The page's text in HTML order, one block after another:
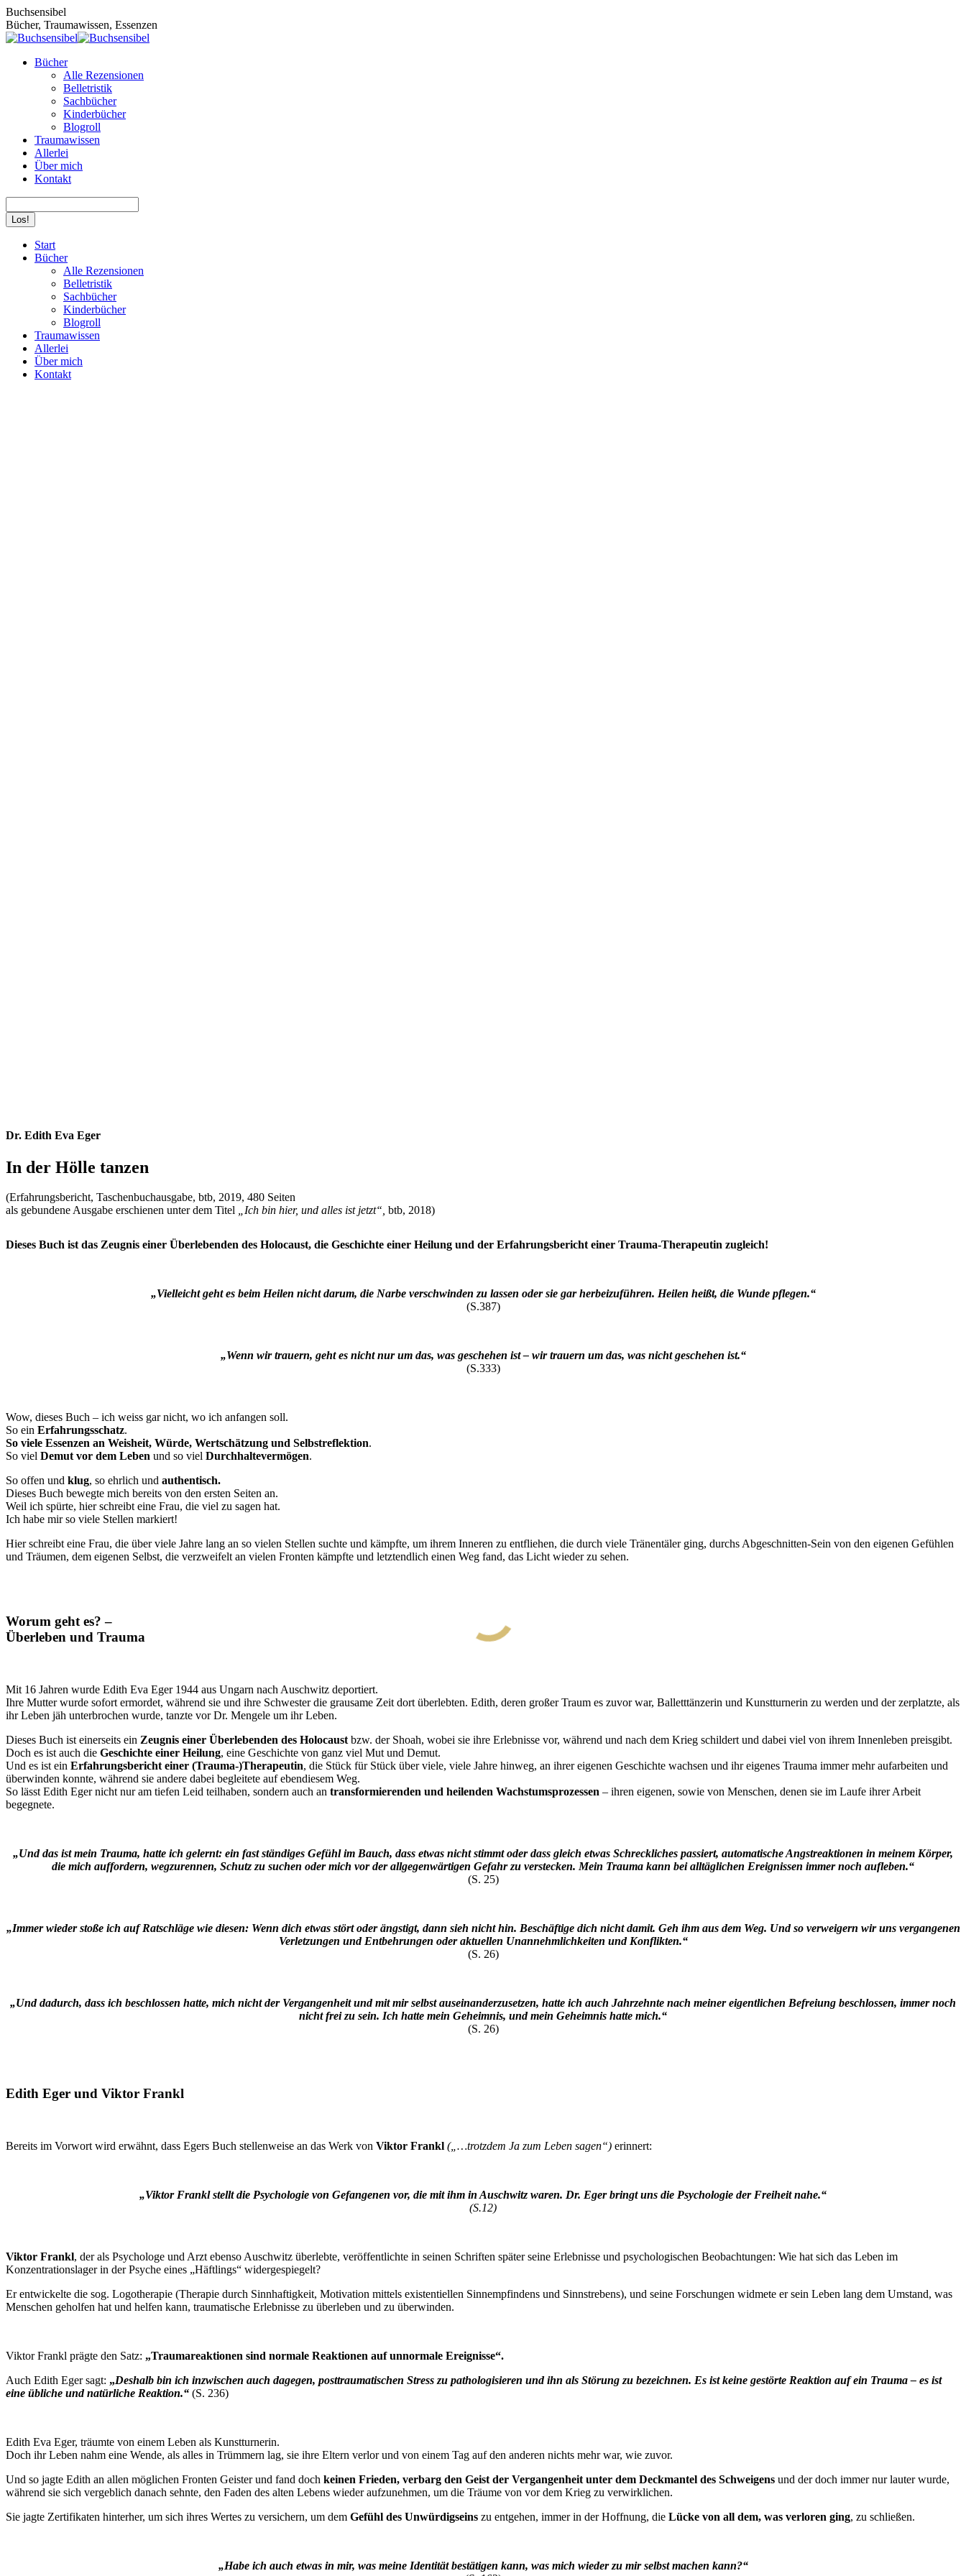
Zum
Inhalt
springen
Buchsensibel
Bücher, Traumawissen, Essenzen
Bücher
Alle Rezensionen
Belletristik
Sachbücher
Kinderbücher
Blogroll
Traumawissen
Allerlei
Über mich
Kontakt
page
opens
page
opens
Start
Bücher
Alle Rezensionen
Belletristik
Sachbücher
Kinderbücher
Blogroll
Traumawissen
Allerlei
Über mich
Kontakt
Dr. Edith Eva Eger
In der Hölle tanzen
(Erfahrungsbericht, Taschenbuchausgabe, btb, 2019, 480 Seiten
als gebundene Ausgabe erschienen unter dem Titel „Ich bin hier, und alles ist jetzt“, btb, 2018)
Dieses Buch ist das Zeugnis einer Überlebenden des Holocaust, die Geschichte einer Heilung und der Erfahrungsbericht einer Trauma-Therapeutin zugleich!
„Vielleicht geht es beim Heilen nicht darum, die Narbe verschwinden zu lassen oder sie gar herbeizuführen. Heilen heißt, die Wunde pflegen.“
(S.387)
„Wenn wir trauern, geht es nicht nur um das, was geschehen ist – wir trauern um das, was nicht geschehen ist.“
(S.333)
Wow, dieses Buch – ich weiss gar nicht, wo ich anfangen soll.
So ein Erfahrungsschatz.
So viele Essenzen an Weisheit, Würde, Wertschätzung und Selbstreflektion.
So viel Demut vor dem Leben und so viel Durchhaltevermögen.
So offen und klug, so ehrlich und authentisch.
Dieses Buch bewegte mich bereits von den ersten Seiten an.
Weil ich spürte, hier schreibt eine Frau, die viel zu sagen hat.
Ich habe mir so viele Stellen markiert!
Hier schreibt eine Frau, die über viele Jahre lang an so vielen Stellen suchte und kämpfte, um ihrem Inneren zu entfliehen, die durch viele Tränentäler ging, durchs Abgeschnitten-Sein von den eigenen Gefühlen
und Träumen, dem eigenen Selbst, die verzweifelt an vielen Fronten kämpfte und letztendlich einen Weg fand, das Licht wieder zu sehen.
Worum geht es? –
Überleben und Trauma
Mit 16 Jahren wurde Edith Eva Eger 1944 aus Ungarn nach Auschwitz deportiert.
Ihre Mutter wurde sofort ermordet, während sie und ihre Schwester die grausame Zeit dort überlebten. Edith, deren großer Traum es zuvor war, Balletttänzerin und Kunstturnerin zu werden und der zerplatzte, als
ihr Leben jäh unterbrochen wurde, tanzte vor Dr. Mengele um ihr Leben.
Dieses Buch ist einerseits ein Zeugnis einer Überlebenden des Holocaust bzw. der Shoah, wobei sie ihre Erlebnisse vor, während und nach dem Krieg schildert und dabei viel von ihrem Innenleben preisgibt.
Doch es ist auch die Geschichte einer Heilung, eine Geschichte von ganz viel Mut und Demut.
Und es ist ein Erfahrungsbericht einer (Trauma-)Therapeutin, die Stück für Stück über viele, viele Jahre hinweg, an ihrer eigenen Geschichte wachsen und ihr eigenes Trauma immer mehr aufarbeiten und
überwinden konnte, während sie andere dabei begleitete auf ebendiesem Weg.
So lässt Edith Eger nicht nur am tiefen Leid teilhaben, sondern auch an transformierenden und heilenden Wachstumsprozessen – ihren eigenen, sowie von Menschen, denen sie im Laufe ihrer Arbeit
begegnete.
„Und das ist mein Trauma, hatte ich gelernt: ein fast ständiges Gefühl im Bauch, dass etwas nicht stimmt oder dass gleich etwas Schreckliches passiert, automatische Angstreaktionen in meinem Körper,
die mich auffordern, wegzurennen, Schutz zu suchen oder mich vor der allgegenwärtigen Gefahr zu verstecken. Mein Trauma kann bei alltäglichen Ereignissen immer noch aufleben.“
(S. 25)
„Immer wieder stoße ich auf Ratschläge wie diesen: Wenn dich etwas stört oder ängstigt, dann sieh nicht hin. Beschäftige dich nicht damit. Geh ihm aus dem Weg. Und so verweigern wir uns vergangenen
Verletzungen und Entbehrungen oder aktuellen Unannehmlichkeiten und Konflikten.“
(S. 26)
„Und dadurch, dass ich beschlossen hatte, mich nicht der Vergangenheit und mit mir selbst auseinanderzusetzen, hatte ich auch Jahrzehnte nach meiner eigentlichen Befreiung beschlossen, immer noch
nicht frei zu sein. Ich hatte mein Geheimnis, und mein Geheimnis hatte mich.“
(S. 26)
Edith Eger und Viktor Frankl
Bereits im Vorwort wird erwähnt, dass Egers Buch stellenweise an das Werk von Viktor Frankl („…trotzdem Ja zum Leben sagen“) erinnert:
„Viktor Frankl stellt die Psychologie von Gefangenen vor, die mit ihm in Auschwitz waren. Dr. Eger bringt uns die Psychologie der Freiheit nahe.“
(S.12)
Viktor Frankl, der als Psychologe und Arzt ebenso Auschwitz überlebte, veröffentlichte in seinen Schriften später seine Erlebnisse und psychologischen Beobachtungen: Wie hat sich das Leben im
Konzentrationslager in der Psyche eines „Häftlings“ widergespiegelt?
Er entwickelte die sog. Logotherapie (Therapie durch Sinnhaftigkeit, Motivation mittels existentiellen Sinnempfindens und Sinnstrebens), und seine Forschungen widmete er sein Leben lang dem Umstand, was
Menschen geholfen hat und helfen kann, traumatische Erlebnisse zu überleben und zu überwinden.
Viktor Frankl prägte den Satz: „Traumareaktionen sind normale Reaktionen auf unnormale Ereignisse“.
Auch Edith Eger sagt: „Deshalb bin ich inzwischen auch dagegen, posttraumatischen Stress zu pathologisieren und ihn als Störung zu bezeichnen. Es ist keine gestörte Reaktion auf ein Trauma – es ist
eine übliche und natürliche Reaktion.“ (S. 236)
Edith Eva Eger, träumte von einem Leben als Kunstturnerin.
Doch ihr Leben nahm eine Wende, als alles in Trümmern lag, sie ihre Eltern verlor und von einem Tag auf den anderen nichts mehr war, wie zuvor.
Und so jagte Edith an allen möglichen Fronten Geister und fand doch keinen Frieden, verbarg den Geist der Vergangenheit unter dem Deckmantel des Schweigens und der doch immer nur lauter wurde,
während sie sich vergeblich danach sehnte, den Faden des alten Lebens wieder aufzunehmen, um die Träume von vor dem Krieg zu verwirklichen.
Sie jagte Zertifikaten hinterher, um sich ihres Wertes zu versichern, um dem Gefühl des Unwürdigseins zu entgehen, immer in der Hoffnung, die Lücke von all dem, was verloren ging, zu schließen.
„Habe ich auch etwas in mir, was meine Identität bestätigen kann, was mich wieder zu mir selbst machen kann?“